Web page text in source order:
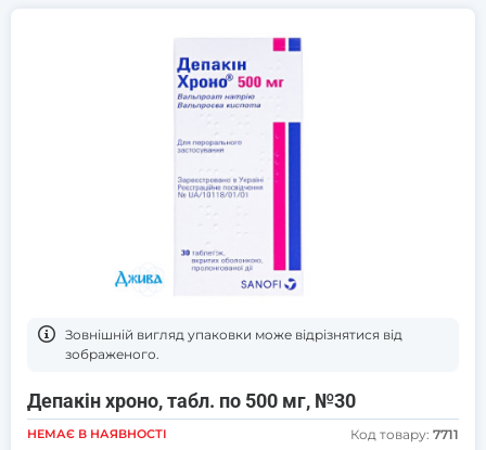
Зовнішній вигляд упаковки може відрізнятися від
зображеного.
Депакін хроно, табл. по 500 мг, №30
НЕМАЄ В НАЯВНОСТІ Код товару: 7711